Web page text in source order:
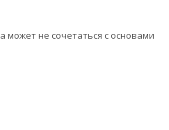
может не сочетаться с основами